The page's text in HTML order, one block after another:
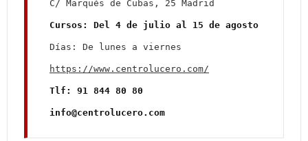
Cursos: Del 4 de julio al 15 de agosto
https://www.centrolucero.com/
Tlf: 91 844 80 80
info@centrolucero.com